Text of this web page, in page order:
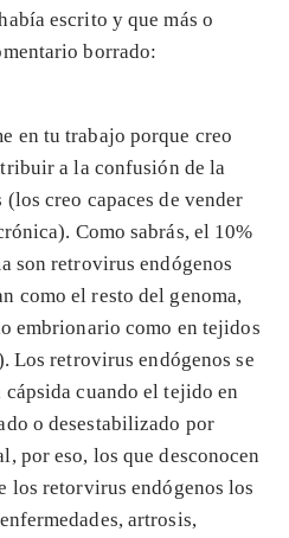
escrito y que más o
borrado:
en tu trabajo porque creo
a la confusión de la
creo capaces de vender
Como sabrás, el 10%
son retrovirus endógenos
como el resto del genoma,
embrionario como en tejidos
Los retrovirus endógenos se
cuando el tejido en
o desestabilizado por
por eso, los que desconocen
los retorvirus endógenos los
artrosis,